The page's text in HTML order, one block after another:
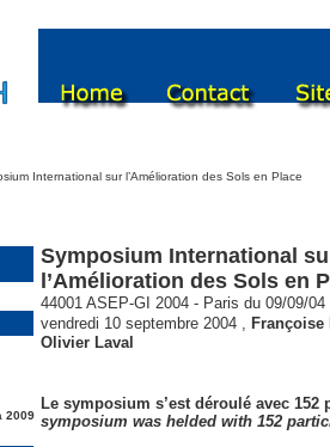
International sur l’Amélioration des Sols en Place
2009
Symposium International
l’Amélioration des Sols en
44001 ASEP-GI 2004 - Paris du 09/09/04
vendredi 10 septembre 2004 ,
Olivier Laval
Le symposium s’est déroulé avec
symposium was helded with 152